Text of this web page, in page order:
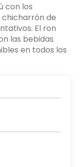
con los
chicharrón de
El ron
las bebidas
en todos los